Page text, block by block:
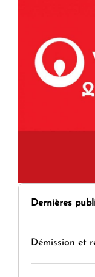
Dernières
Démission et